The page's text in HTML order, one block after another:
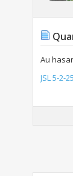
Au
JSL 5-2-